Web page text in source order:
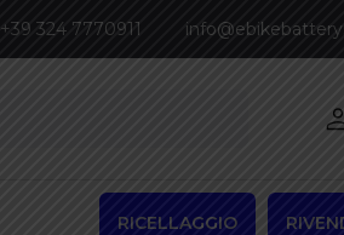
+39 324 7770911
RICELLAGGIO